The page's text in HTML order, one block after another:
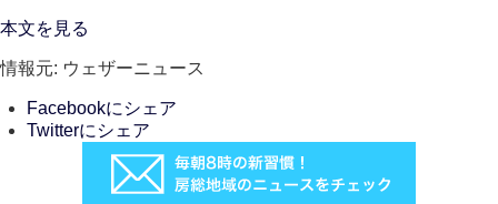
本文を見る
情報元: ウェザーニュース
Facebookにシェア
Twitterにシェア